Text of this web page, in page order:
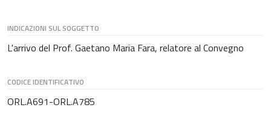
INDICAZIONI SUL SOGGETTO
L'arrivo del Prof. Gaetano Maria Fara, relatore al Convegno
CODICE IDENTIFICATIVO
ORL.A691-ORL.A785